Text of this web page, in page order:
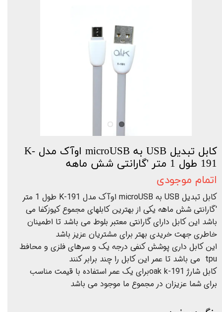
کابل تبدیل USB به microUSB اوآک مدل K-
191 طول 1 متر 'گارانتی شش ماهه
اتمام موجودی
کابل تبدیل USB به microUSB اوآک مدل K-191 طول 1 متر
'گارانتی شش ماهه یکی از بهترین کابلهای مجموع کیوزکفا می
باشد این کابل دارای گارانتی معتبر بلوط می باشد تا اطمینان
خاطری جهت خریدی بهتر برای مشتریان عزیز باشد
این کابل داری پوشش کنفی درجه یک و سرهای فلزی و محافط
tpu می باشد تا عمر این کابل را چند برابر کنند
کابل شارژ oak k-191برای یک عمر استفاده با قیمت مناسب
برای شما عزیزان در مجموع ما موجود می باشد